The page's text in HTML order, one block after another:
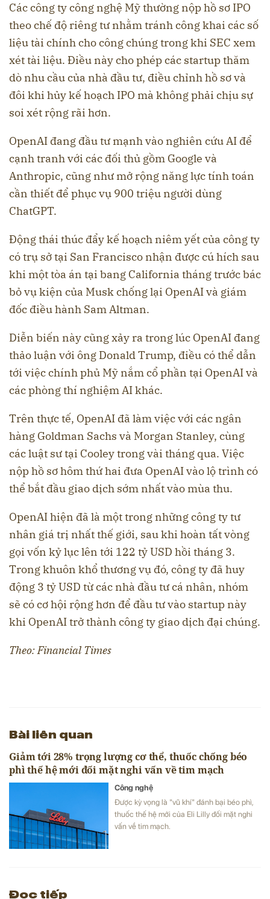
Các công ty công nghệ Mỹ thường nộp hồ sơ IPO
theo chế độ riêng tư nhằm tránh công khai các số
liệu tài chính cho công chúng trong khi SEC xem
xét tài liệu. Điều này cho phép các startup thăm
dò nhu cầu của nhà đầu tư, điều chỉnh hồ sơ và
đôi khi hủy kế hoạch IPO mà không phải chịu sự
soi xét rộng rãi hơn.
OpenAI đang đầu tư mạnh vào nghiên cứu AI để
cạnh tranh với các đối thủ gồm Google và
Anthropic, cũng như mở rộng năng lực tính toán
cần thiết để phục vụ 900 triệu người dùng
ChatGPT.
Động thái thúc đẩy kế hoạch niêm yết của công ty
có trụ sở tại San Francisco nhận được cú hích sau
khi một tòa án tại bang California tháng trước bác
bỏ vụ kiện của Musk chống lại OpenAI và giám
đốc điều hành Sam Altman.
Diễn biến này cũng xảy ra trong lúc OpenAI đang
thảo luận với ông Donald Trump, điều có thể dẫn
tới việc chính phủ Mỹ nắm cổ phần tại OpenAI và
các phòng thí nghiệm AI khác.
Trên thực tế, OpenAI đã làm việc với các ngân
hàng Goldman Sachs và Morgan Stanley, cùng
các luật sư tại Cooley trong vài tháng qua. Việc
nộp hồ sơ hôm thứ hai đưa OpenAI vào lộ trình có
thể bắt đầu giao dịch sớm nhất vào mùa thu.
OpenAI hiện đã là một trong những công ty tư
nhân giá trị nhất thế giới, sau khi hoàn tất vòng
gọi vốn kỷ lục lên tới 122 tỷ USD hồi tháng 3.
Trong khuôn khổ thương vụ đó, công ty đã huy
động 3 tỷ USD từ các nhà đầu tư cá nhân, nhóm
sẽ có cơ hội rộng hơn để đầu tư vào startup này
khi OpenAI trở thành công ty giao dịch đại chúng.
Theo: Financial Times
Bài liên quan
Giảm tới 28% trọng lượng cơ thể, thuốc chống béo
phì thế hệ mới đối mặt nghi vấn về tim mạch
Công nghệ
Được kỳ vọng là "vũ khí" đánh bại béo phì,
thuốc thế hệ mới của Eli Lilly đối mặt nghi
vấn về tim mạch.
Đọc tiếp